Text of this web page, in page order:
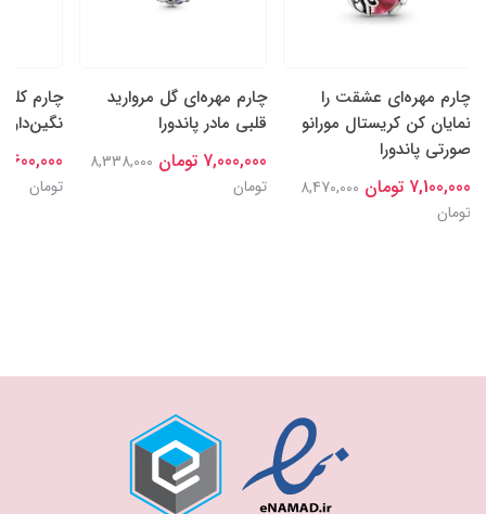
چارم مهره‌ای عشقت را
نمایان کن کریستال مورانو
صورتی پاندورا
7,100,000 تومان
8,470,000
تومان
چارم مهره‌ای گل‌ مروارید
قلبی مادر پاندورا
7,000,000 تومان
8,338,000
تومان
چارم
نگین‌دار
7,600,000
تومان